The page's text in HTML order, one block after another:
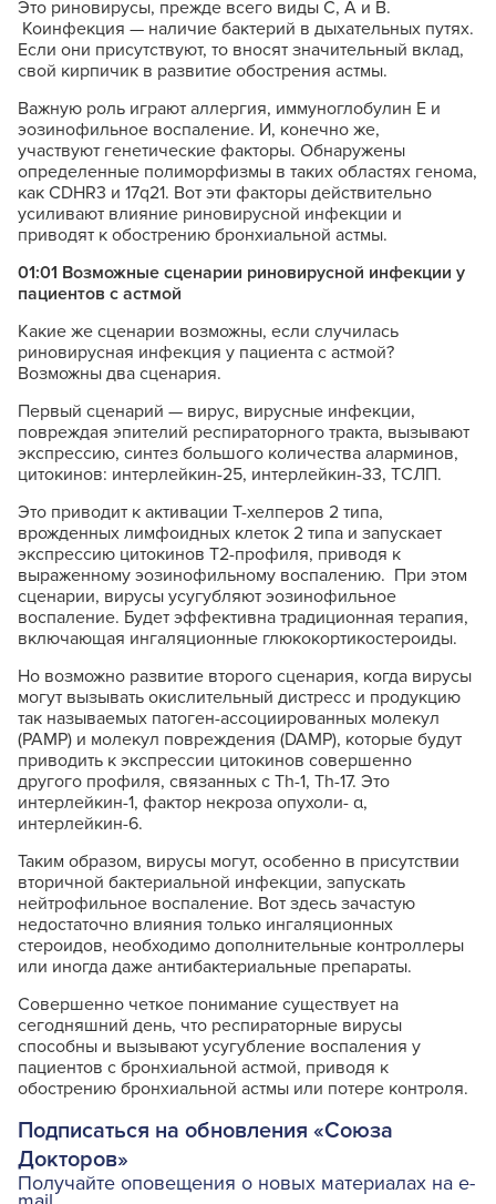
Это риновирусы, прежде всего виды С, А и В.
Коинфекция — наличие бактерий в дыхательных путях.
Если они присутствуют, то вносят значительный вклад,
свой кирпичик в развитие обострения астмы.
Важную роль играют аллергия, иммуноглобулин Е и
эозинофильное воспаление. И, конечно же,
участвуют генетические факторы. Обнаружены
определенные полиморфизмы в таких областях генома,
как CDHR3 и 17q21. Вот эти факторы действительно
усиливают влияние риновирусной инфекции и
приводят к обострению бронхиальной астмы.
01:01 Возможные сценарии риновирусной инфекции у
пациентов с астмой
Какие же сценарии возможны, если случилась
риновирусная инфекция у пациента с астмой?
Возможны два сценария.
Первый сценарий — вирус, вирусные инфекции,
повреждая эпителий респираторного тракта, вызывают
экспрессию, синтез большого количества аларминов,
цитокинов: интерлейкин-25, интерлейкин-33, ТСЛП.
Это приводит к активации Т-хелперов 2 типа,
врожденных лимфоидных клеток 2 типа и запускает
экспрессию цитокинов T2-профиля, приводя к
выраженному эозинофильному воспалению. При этом
сценарии, вирусы усугубляют эозинофильное
воспаление. Будет эффективна традиционная терапия,
включающая ингаляционные глюкокортикостероиды.
Но возможно развитие второго сценария, когда вирусы
могут вызывать окислительный дистресс и продукцию
так называемых патоген-ассоциированных молекул
(PAMP) и молекул повреждения (DAMP), которые будут
приводить к экспрессии цитокинов совершенно
другого профиля, связанных с Th-1, Th-17. Это
интерлейкин-1, фактор некроза опухоли- α,
интерлейкин-6.
Таким образом, вирусы могут, особенно в присутствии
вторичной бактериальной инфекции, запускать
нейтрофильное воспаление. Вот здесь зачастую
недостаточно влияния только ингаляционных
стероидов, необходимо дополнительные контроллеры
или иногда даже антибактериальные препараты.
Совершенно четкое понимание существует на
сегодняшний день, что респираторные вирусы
способны и вызывают усугубление воспаления у
пациентов с бронхиальной астмой, приводя к
обострению бронхиальной астмы или потере контроля.
Подписаться на обновления «Союза
Докторов»
Получайте оповещения о новых материалах на e-